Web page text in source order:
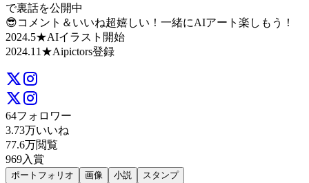
で裏話を公開中
😎コメント＆いいね超嬉しい！一緒にAIアート楽しもう！
2024.5★AIイラスト開始
2024.11★Aipictors登録
64フォロワー
3.73万いいね
77.6万閲覧
969入賞
ポートフォリオ 画像 小説 スタンプ